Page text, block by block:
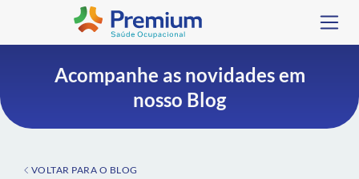
Acompanhe as novidades em
nosso Blog
VOLTAR PARA O BLOG